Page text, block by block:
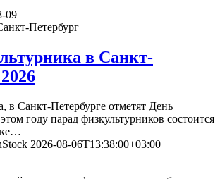
09
Петербург
в Санкт-
в Санкт-Петербурге отметят День
году парад физкультурников состоится
2026-08-06T13:38:00+03:00